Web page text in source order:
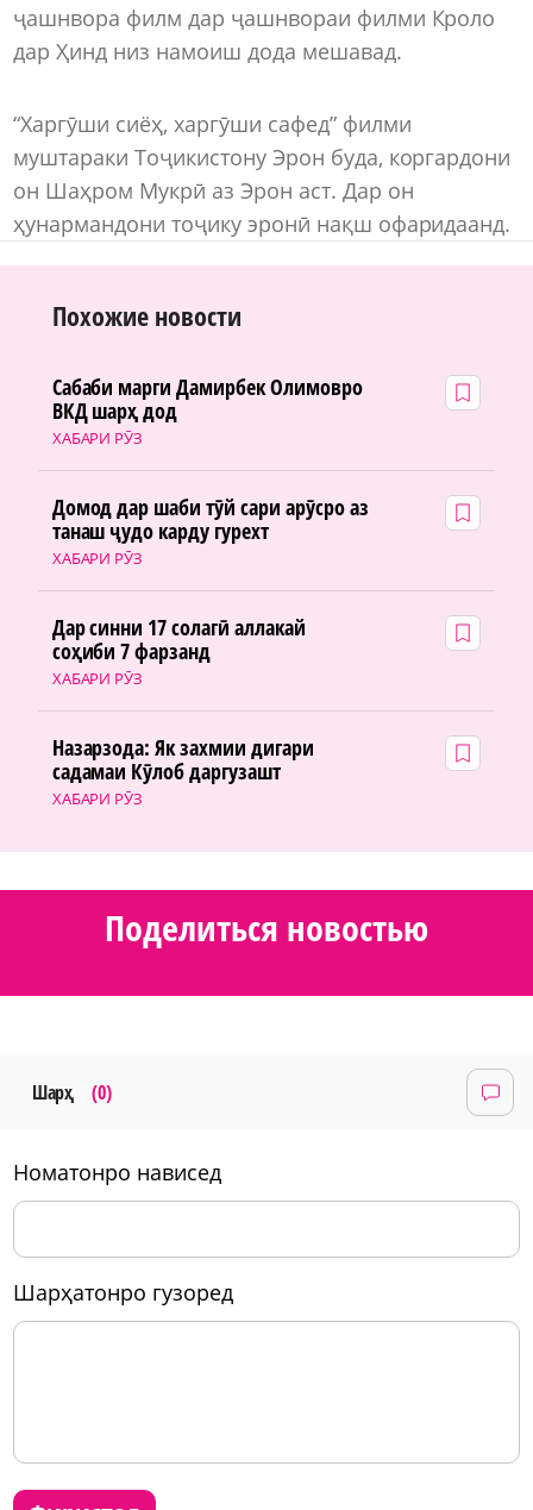
ҷашнвора филм дар ҷашнвораи филми Кроло
дар Ҳинд низ намоиш дода мешавад.
“Харгӯши сиёҳ, харгӯши сафед” филми
муштараки Тоҷикистону Эрон буда, коргардони
он Шаҳром Мукрӣ аз Эрон аст. Дар он
ҳунармандони тоҷику эронӣ нақш офаридаанд.
Похожие новости
ХАБАРИ РӮЗ
Сабаби марги Дамирбек Олимовро
ВКД шарҳ дод
ХАБАРИ РӮЗ
Домод дар шаби тӯй сари арӯсро аз
танаш ҷудо карду гурехт
ХАБАРИ РӮЗ
Дар синни 17 солагӣ аллакай
соҳиби 7 фарзанд
ХАБАРИ РӮЗ
Назарзода: Як захмии дигари
садамаи Кӯлоб даргузашт
Поделиться новостью
Шарҳ (0)
номатонро нависед
шарҳатонро гузоред